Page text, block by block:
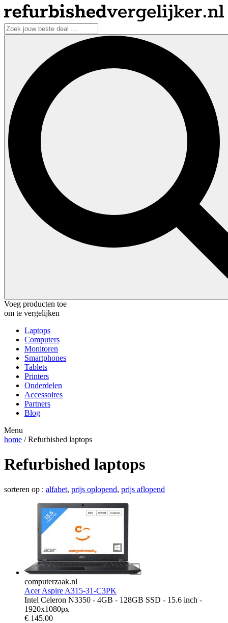
Voeg producten toe
om te vergelijken
Laptops
Computers
Monitoren
Smartphones
Tablets
Printers
Onderdelen
Accessoires
Partners
Blog
Menu
home / Refurbished laptops
Refurbished laptops
sorteren op : alfabet, prijs oplopend, prijs aflopend
computerzaak.nl
Acer Aspire A315-31-C3PK
Intel Celeron N3350 - 4GB - 128GB SSD - 15.6 inch -
1920x1080px
€ 145.00